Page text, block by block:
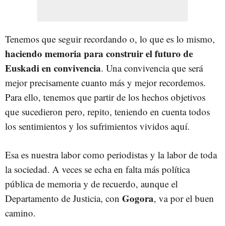
Tenemos que seguir recordando o, lo que es lo mismo,
haciendo memoria para construir el futuro de
Euskadi en convivencia. Una convivencia que será
mejor precisamente cuanto más y mejor recordemos.
Para ello, tenemos que partir de los hechos objetivos
que sucedieron pero, repito, teniendo en cuenta todos
los sentimientos y los sufrimientos vividos aquí.
Esa es nuestra labor como periodistas y la labor de toda
la sociedad. A veces se echa en falta más política
pública de memoria y de recuerdo, aunque el
Departamento de Justicia, con Gogora, va por el buen
camino.